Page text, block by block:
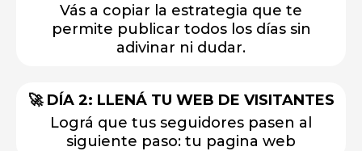
Vás a copiar la estrategia que te
permite publicar todos los días sin
adivinar ni dudar.
🚀 DÍA 2: LLENÁ TU WEB DE VISITANTES
Lográ que tus seguidores pasen al
siguiente paso: tu pagina web